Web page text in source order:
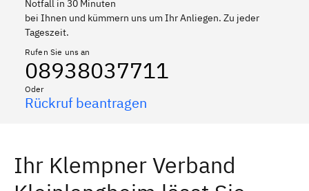
Notfall in 30 Minuten
bei Ihnen und kümmern uns um Ihr Anliegen. Zu jeder
Tageszeit.
Rufen Sie uns an
08938037711
Oder
Rückruf beantragen
Ihr Klempner Verband